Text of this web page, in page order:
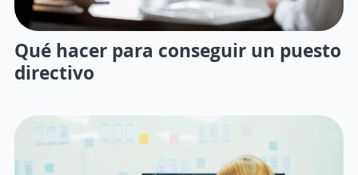
Qué hacer para conseguir un puesto
directivo